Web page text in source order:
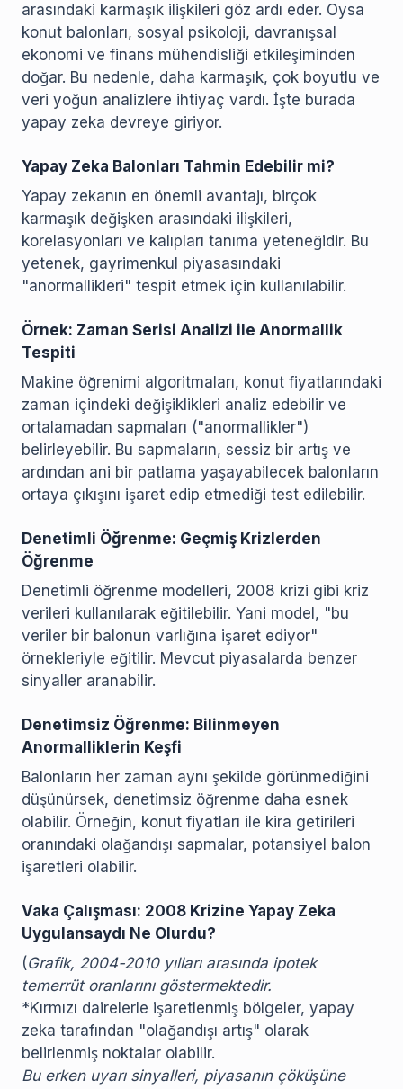
arasındaki karmaşık ilişkileri göz ardı eder. Oysa
konut balonları, sosyal psikoloji, davranışsal
ekonomi ve finans mühendisliği etkileşiminden
doğar. Bu nedenle, daha karmaşık, çok boyutlu ve
veri yoğun analizlere ihtiyaç vardı. İşte burada
yapay zeka devreye giriyor.
Yapay Zeka Balonları Tahmin Edebilir mi?
Yapay zekanın en önemli avantajı, birçok
karmaşık değişken arasındaki ilişkileri,
korelasyonları ve kalıpları tanıma yeteneğidir. Bu
yetenek, gayrimenkul piyasasındaki
"anormallikleri" tespit etmek için kullanılabilir.
Örnek: Zaman Serisi Analizi ile Anormallik
Tespiti
Makine öğrenimi algoritmaları, konut fiyatlarındaki
zaman içindeki değişiklikleri analiz edebilir ve
ortalamadan sapmaları ("anormallikler")
belirleyebilir. Bu sapmaların, sessiz bir artış ve
ardından ani bir patlama yaşayabilecek balonların
ortaya çıkışını işaret edip etmediği test edilebilir.
Denetimli Öğrenme: Geçmiş Krizlerden
Öğrenme
Denetimli öğrenme modelleri, 2008 krizi gibi kriz
verileri kullanılarak eğitilebilir. Yani model, "bu
veriler bir balonun varlığına işaret ediyor"
örnekleriyle eğitilir. Mevcut piyasalarda benzer
sinyaller aranabilir.
Denetimsiz Öğrenme: Bilinmeyen
Anormalliklerin Keşfi
Balonların her zaman aynı şekilde görünmediğini
düşünürsek, denetimsiz öğrenme daha esnek
olabilir. Örneğin, konut fiyatları ile kira getirileri
oranındaki olağandışı sapmalar, potansiyel balon
işaretleri olabilir.
Vaka Çalışması: 2008 Krizine Yapay Zeka
Uygulansaydı Ne Olurdu?
(Grafik, 2004-2010 yılları arasında ipotek
temerrüt oranlarını göstermektedir.
*Kırmızı dairelerle işaretlenmiş bölgeler, yapay
zeka tarafından "olağandışı artış" olarak
belirlenmiş noktalar olabilir.
Bu erken uyarı sinyalleri, piyasanın çöküşüne